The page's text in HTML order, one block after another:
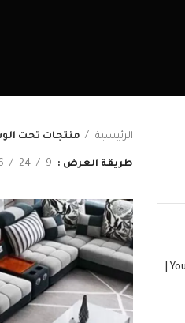
الرئيسية منتجات تحت
طريقة العرض 9
24